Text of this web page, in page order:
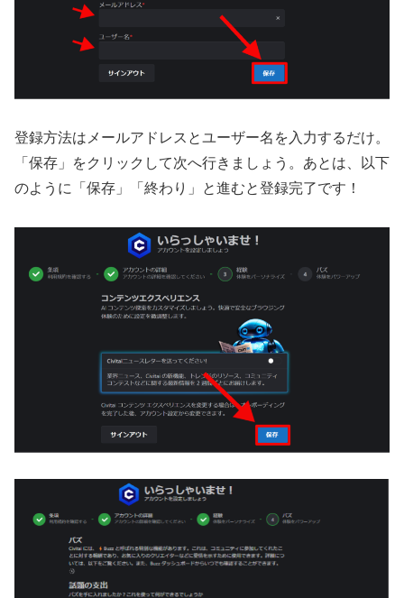
登録方法はメールアドレスとユーザー名を入力するだけ。
「保存」をクリックして次へ行きましょう。あとは、以下
のように「保存」「終わり」と進むと登録完了です！